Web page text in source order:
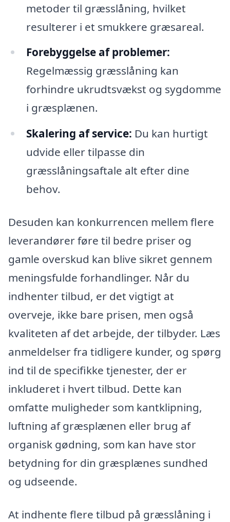
metoder til græsslåning, hvilket
resulterer i et smukkere græsareal.
Forebyggelse af problemer:
Regelmæssig græsslåning kan
forhindre ukrudtsvækst og sygdomme
i græsplænen.
Skalering af service: Du kan hurtigt
udvide eller tilpasse din
græsslåningsaftale alt efter dine
behov.
Desuden kan konkurrencen mellem flere
leverandører føre til bedre priser og
gamle overskud kan blive sikret gennem
meningsfulde forhandlinger. Når du
indhenter tilbud, er det vigtigt at
overveje, ikke bare prisen, men også
kvaliteten af det arbejde, der tilbyder. Læs
anmeldelser fra tidligere kunder, og spørg
ind til de specifikke tjenester, der er
inkluderet i hvert tilbud. Dette kan
omfatte muligheder som kantklipning,
luftning af græsplænen eller brug af
organisk gødning, som kan have stor
betydning for din græsplænes sundhed
og udseende.
At indhente flere tilbud på græsslåning i